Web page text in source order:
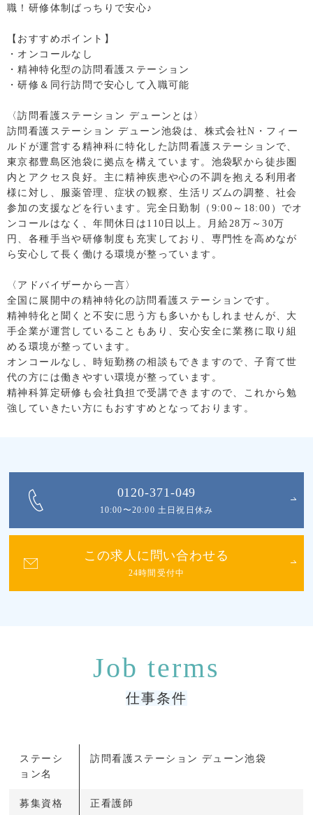
職！研修体制ばっちりで安心♪
【おすすめポイント】
・オンコールなし
・精神特化型の訪問看護ステーション
・研修＆同行訪問で安心して入職可能
〈訪問看護ステーション デューンとは〉
訪問看護ステーション デューン池袋は、株式会社N・フィー
ルドが運営する精神科に特化した訪問看護ステーションで、
東京都豊島区池袋に拠点を構えています。池袋駅から徒歩圏
内とアクセス良好。主に精神疾患や心の不調を抱える利用者
様に対し、服薬管理、症状の観察、生活リズムの調整、社会
参加の支援などを行います。完全日勤制（9:00～18:00）でオ
ンコールはなく、年間休日は110日以上。月給28万～30万
円、各種手当や研修制度も充実しており、専門性を高めなが
ら安心して長く働ける環境が整っています。
〈アドバイザーから一言〉
全国に展開中の精神特化の訪問看護ステーションです。
精神特化と聞くと不安に思う方も多いかもしれませんが、大
手企業が運営していることもあり、安心安全に業務に取り組
める環境が整っています。
オンコールなし、時短勤務の相談もできますので、子育て世
代の方には働きやすい環境が整っています。
精神科算定研修も会社負担で受講できますので、これから勉
強していきたい方にもおすすめとなっております。
0120-371-049
10:00〜20:00 土日祝日休み
この求人に問い合わせる
24時間受付中
仕事条件
ステーシ
ョン名
訪問看護ステーション デューン池袋
募集資格 正看護師